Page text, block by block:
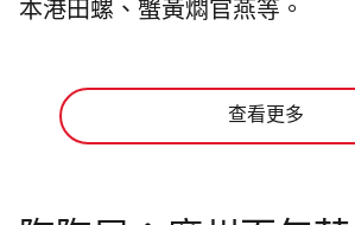
本港田螺、蟹黃燜官燕等。
查看更多